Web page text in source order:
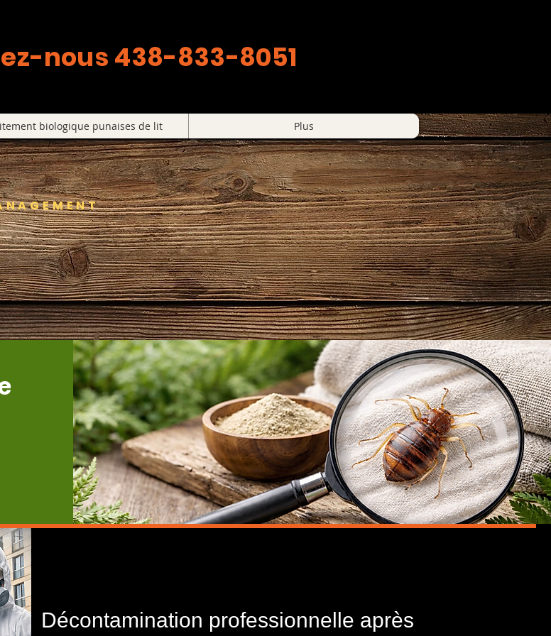
nous 438-833-8051
les parasites une
fois pour toutes.
Décontamination professionnelle après
biologique punaises de lit Plus